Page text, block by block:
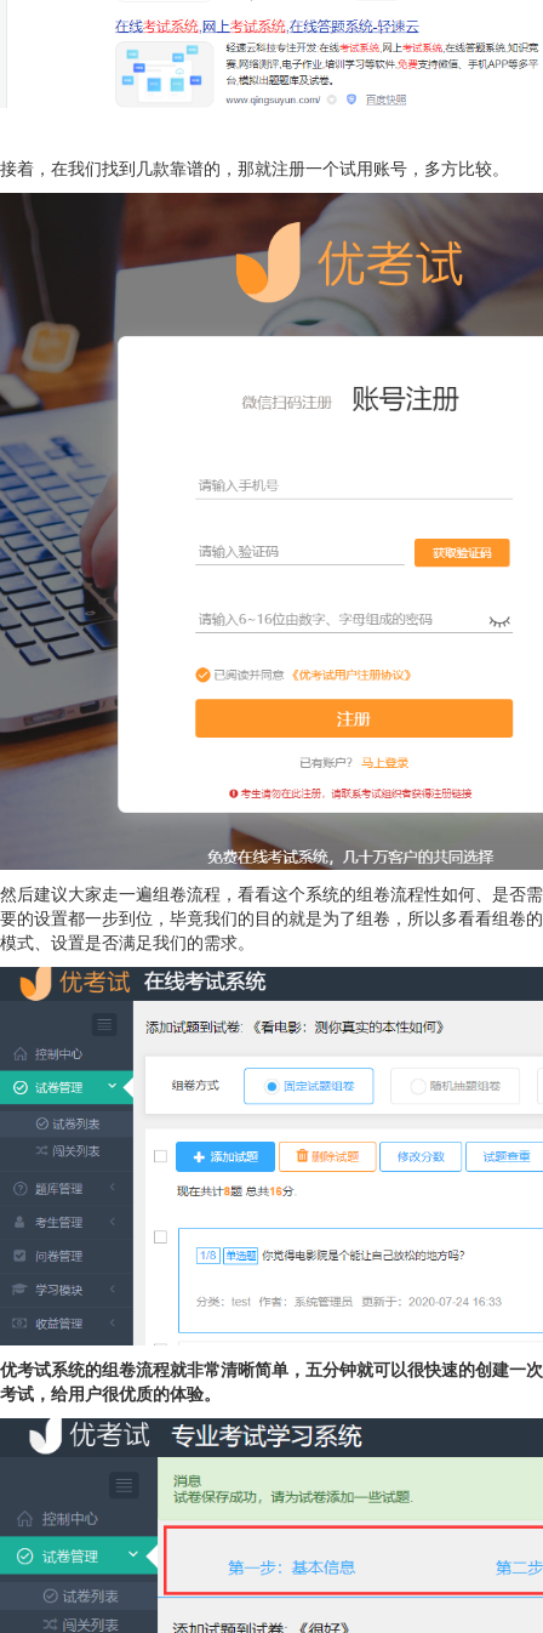
接着，在我们找到几款靠谱的，那就注册一个试用账号，多方比较。
然后建议大家走一遍组卷流程，看看这个系统的组卷流程性如何、是否需
要的设置都一步到位，毕竟我们的目的就是为了组卷，所以多看看组卷的
模式、设置是否满足我们的需求。
优考试系统的组卷流程就非常清晰简单，五分钟就可以很快速的创建一次
考试，给用户很优质的体验。